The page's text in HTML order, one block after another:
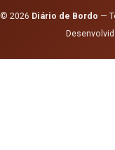
© 2026 Diário de Bordo —